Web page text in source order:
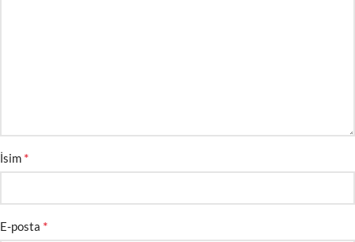
İsim *
E-posta *